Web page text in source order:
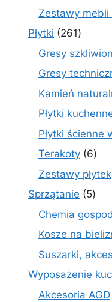
Zestawy mebli
Płytki 261261
Gresy
Gresy
Kamień
Płytki
Płytki ścienne
Terakoty 66
Zestawy płytek
Sprzątanie 55
Chemia
Kosze na
Suszarki,
Wyposażenie
Akcesoria AGD